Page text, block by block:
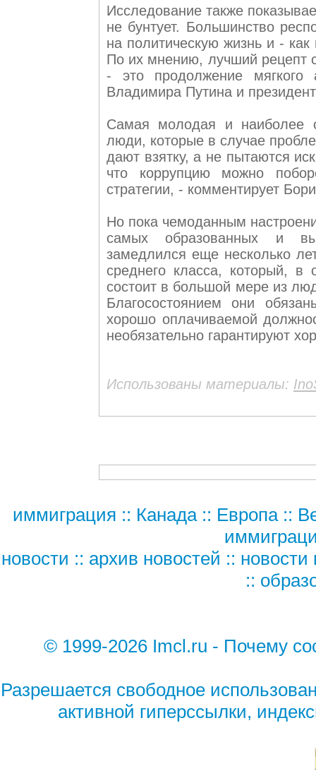
Исследование также
не бунтует. Большинство
на политическую жизнь и -
По их мнению, лучший рецепт
- это продолжение мягкого
Владимира Путина и
Самая молодая и наиболее
люди, которые в случае
дают взятку, а не пытаются
что коррупцию можно
стратегии, - комментирует
Но пока чемоданным
самых образованных и
замедлился еще несколько
среднего класса, который, в
состоит в большой мере из
Благосостоянием они
хорошо оплачиваемой
необязательно гарантируют
Использованы материалы:
иммиграция :: Канада:: Европа::
новости :: архив новостей :: новости
::
© 1999-2026 Imcl.ru - Почему
Разрешается свободное
активной гиперссылки,